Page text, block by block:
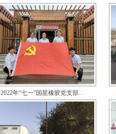
2022年“七一”国星橡胶党支部…